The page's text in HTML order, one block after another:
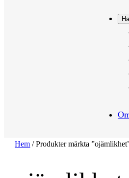
Hem / Produkter märkta